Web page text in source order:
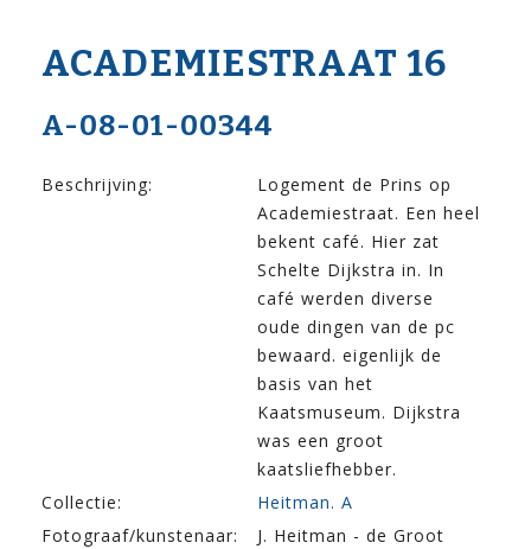
ACADEMIE­STRAAT 16
A-08-01-00344
Beschrijving:
Logement de Prins op
Academiestraat. Een heel
bekent café. Hier zat
Schelte Dijkstra in. In
café werden diverse
oude dingen van de pc
bewaard. eigenlijk de
basis van het
Kaatsmuseum. Dijkstra
was een groot
kaatsliefhebber.
Collectie:
Heitman. A
Fotograaf/kunstenaar:
J. Heitman - de Groot